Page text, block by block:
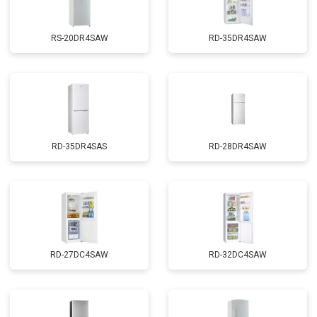
RS-20DR4SAW RD-35DR4SAW
RD-35DR4SAS RD-28DR4SAW
RD-27DC4SAW RD-32DC4SAW